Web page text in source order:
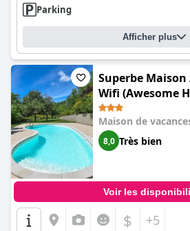
Parking
Afficher plus
Superbe Maison
Wifi (Awesome
With Wifi)
Maison de
8,0 Très bien
Voir les
$ +5